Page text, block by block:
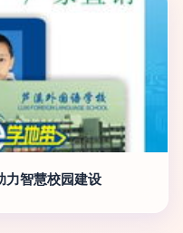
力智慧校园建设